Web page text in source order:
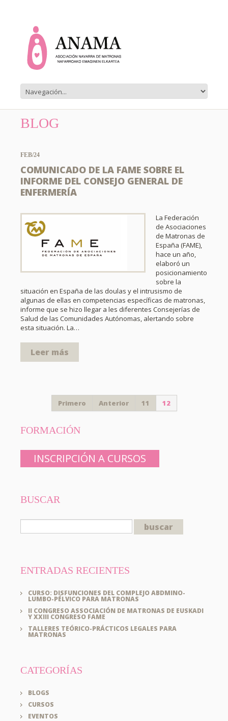
BLOG
FEB/24
COMUNICADO DE LA FAME SOBRE EL
INFORME DEL CONSEJO GENERAL DE
ENFERMERÍA
La Federación
de Asociaciones
de Matronas de
España (FAME),
hace un año,
elaboró un
posicionamiento
sobre la
situación en España de las doulas y el intrusismo de
algunas de ellas en competencias específicas de matronas,
informe que se hizo llegar a les diferentes Consejerías de
Salud de las Comunidades Autónomas, alertando sobre
esta situación. La…
Leer más
Primero Anterior 11 12
FORMACIÓN
INSCRIPCIÓN A CURSOS
BUSCAR
ENTRADAS RECIENTES
CURSO: DISFUNCIONES DEL COMPLEJO ABDMINO-
LUMBO-PÉLVICO PARA MATRONAS
II CONGRESO ASSOCIACIÓN DE MATRONAS DE EUSKADI
Y XXIII CONGRESO FAME
TALLERES TEÓRICO-PRÁCTICOS LEGALES PARA
MATRONAS
CATEGORÍAS
BLOGS
CURSOS
EVENTOS